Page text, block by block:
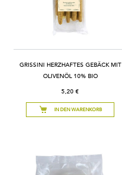
GRISSINI HERZHAFTES GEBÄCK MIT
OLIVENÖL 10% BIO
5,20 €
IN DEN WARENKORB